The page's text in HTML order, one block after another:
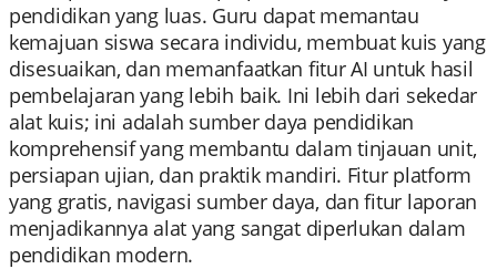
pendidikan yang luas. Guru dapat memantau
kemajuan siswa secara individu, membuat kuis yang
disesuaikan, dan memanfaatkan fitur AI untuk hasil
pembelajaran yang lebih baik. Ini lebih dari sekedar
alat kuis; ini adalah sumber daya pendidikan
komprehensif yang membantu dalam tinjauan unit,
persiapan ujian, dan praktik mandiri. Fitur platform
yang gratis, navigasi sumber daya, dan fitur laporan
menjadikannya alat yang sangat diperlukan dalam
pendidikan modern.